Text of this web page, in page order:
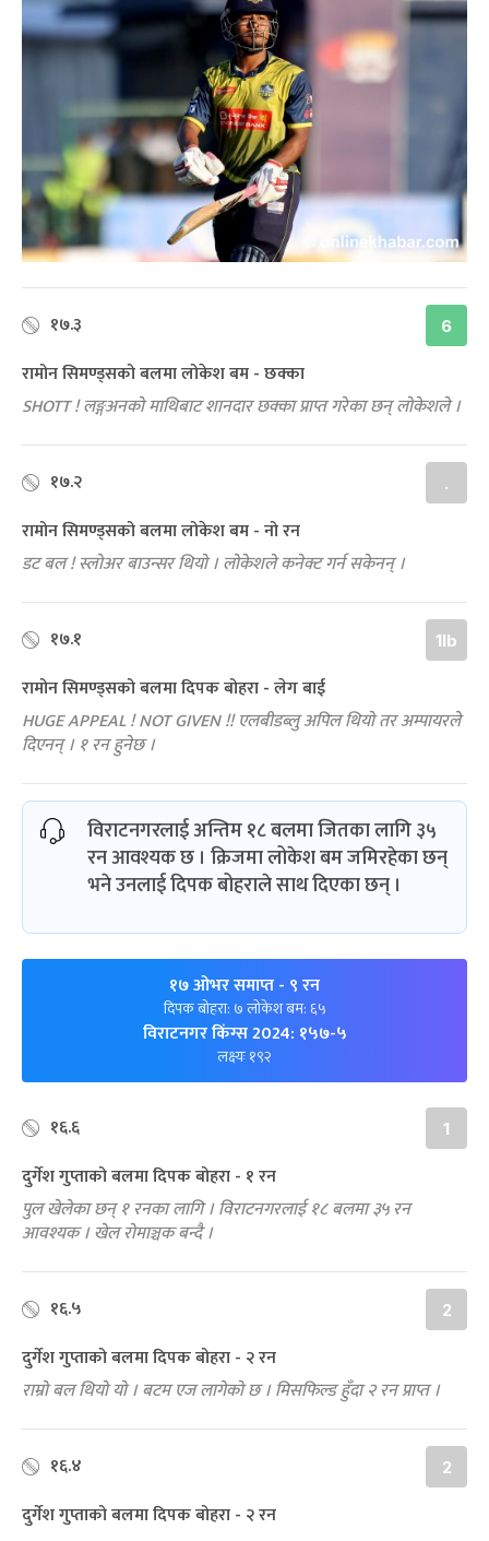
१७.३ 6
रामोन सिमण्ड्सको बलमा लोकेश बम - छक्का
SHOTT ! लङ्गअनको माथिबाट शानदार छक्का प्राप्त गरेका छन् लोकेशले ।
१७.२ .
रामोन सिमण्ड्सको बलमा लोकेश बम - नो रन
डट बल ! स्लोअर बाउन्सर थियो । लोकेशले कनेक्ट गर्न सकेनन् ।
१७.१ 1lb
रामोन सिमण्ड्सको बलमा दिपक बोहरा - लेग बाई
HUGE APPEAL ! NOT GIVEN !! एलबीडब्लु अपिल थियो तर अम्पायरले
दिएनन् । १ रन हुनेछ ।
विराटनगरलाई अन्तिम १८ बलमा जितका लागि ३५
रन आवश्यक छ । क्रिजमा लोकेश बम जमिरहेका छन्
भने उनलाई दिपक बोहराले साथ दिएका छन् ।
१७ ओभर समाप्त- ९ रन
दिपक बोहरा: ७ लोकेश बम: ६५
विराटनगर किंग्स 2024: १५७-५
लक्ष्यः १९२
१६.६ 1
दुर्गेश गुप्ताको बलमा दिपक बोहरा - १ रन
पुल खेलेका छन् १ रनका लागि । विराटनगरलाई १८ बलमा ३५ रन
आवश्यक । खेल रोमाञ्चक बन्दै ।
१६.५ 2
दुर्गेश गुप्ताको बलमा दिपक बोहरा - २ रन
राम्रो बल थियो यो । बटम एज लागेको छ । मिसफिल्ड हुँदा २ रन प्राप्त ।
१६.४ 2
दुर्गेश गुप्ताको बलमा दिपक बोहरा - २ रन